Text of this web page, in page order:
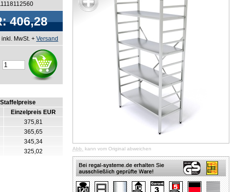
Abb. kann vom Original abweichen
406,28
MwSt. + Versand
Staffelpreise
Einzelpreis EUR
375,81
365,65
345,34
325,02